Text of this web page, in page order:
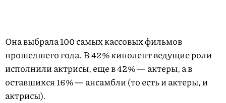
Она выбрала 100 самых кассовых фильмов
прошедшего года. В 42% кинолент ведущие роли
исполнили актрисы, еще в 42% — актеры, а в
оставшихся 16% — ансамбли (то есть и актеры, и
актрисы).